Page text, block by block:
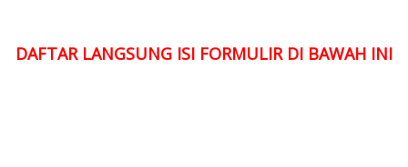
DAFTAR LANGSUNG ISI FORMULIR DI BAWAH INI